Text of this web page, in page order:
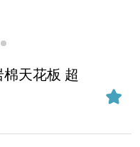
天花板 超